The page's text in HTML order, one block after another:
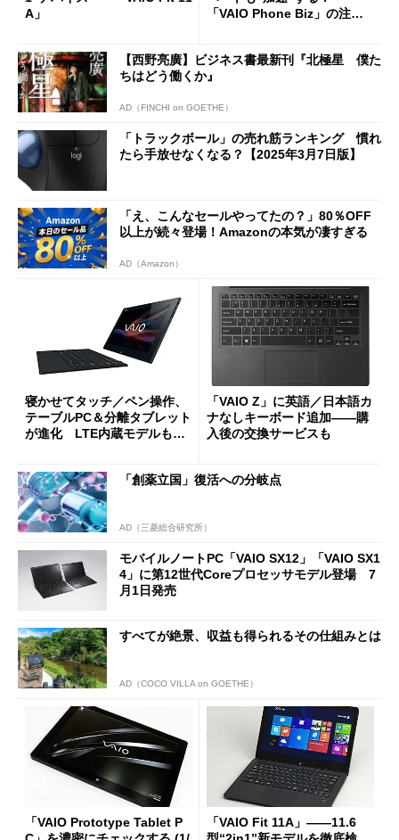
A」
「VAIO Phone Biz」の注目
【西野亮廣】ビジネス書最新刊『北極星 僕た
ちはどう働くか』
AD（FINCHI on GOETHE）
「トラックボール」の売れ筋ランキング 慣れ
たら手放せなくなる？【2025年3月7日版】
「え、こんなセールやってたの？」80％OFF
以上が続々登場！Amazonの本気が凄すぎる
AD（Amazon）
寝かせてタッチ／ペン操作、
テーブルPC＆分離タブレット
が進化 LTE内蔵モデルも──
「VAIO Z」に英語／日本語カ
ナなしキーボード追加――購
入後の交換サービスも
「創薬立国」復活への分岐点
AD（三菱総合研究所）
モバイルノートPC「VAIO SX12」「VAIO SX1
4」に第12世代Coreプロセッサモデル登場 7
月1日発売
すべてが絶景、収益も得られるその仕組みとは
AD（COCO VILLA on GOETHE）
「VAIO Prototype Tablet P
「VAIO Fit 11A」――11.6